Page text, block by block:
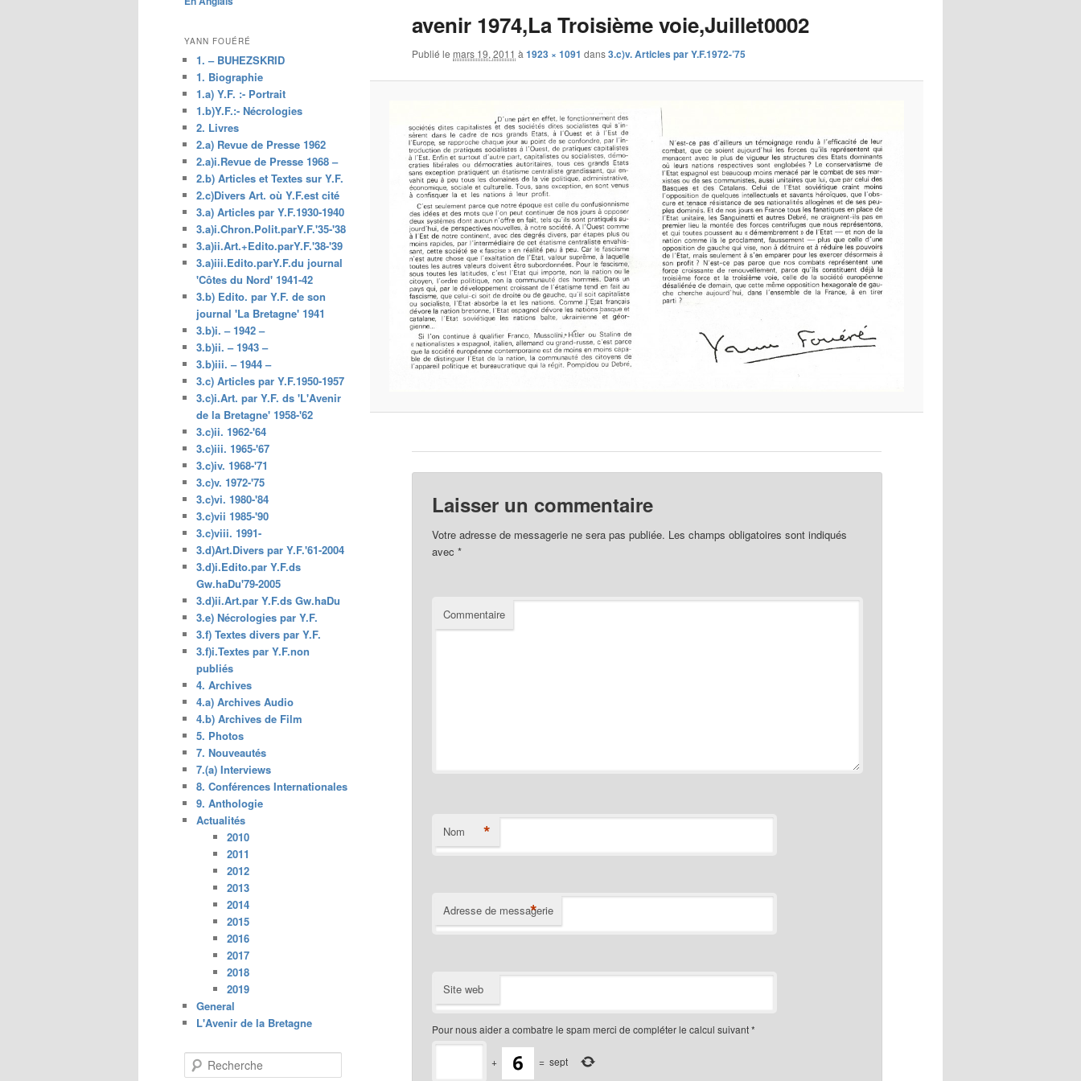
principal avenir 1974,La Troisième voie,Juillet0002
Publié le mars 19, 2011 à 1923 × 1091 dans3.c)v. Articles par Y.F.1972-’75
Laisser un commentaire
Votre adresse de messagerie ne sera pas publiée. Les champs obligatoires sont indiqués
avec*
Commentaire
Nom *
Adresse de messagerie
*
Site web
Pour nous aider a combatre le spam merci de compléter le calcul suivant*
+ = sept
YANN FOUÉRÉ
1. – BUHEZSKRID
1. Biographie
1.a) Y.F. :- Portrait
1.b)Y.F.:- Nécrologies
2. Livres
2.a) Revue de Presse 1962
2.a)i.Revue de Presse 1968 –
2.b) Articles et Textes sur Y.F.
2.c)Divers Art. où Y.F.est cité
3.a) Articles par Y.F.1930-1940
3.a)i.Chron.Polit.parY.F.'35-'38
3.a)ii.Art.+Edito.parY.F.'38-'39
3.a)iii.Edito.parY.F.du journal
'Côtes du Nord' 1941-42
3.b) Edito. par Y.F. de son
journal 'La Bretagne' 1941
3.b)i. – 1942 –
3.b)ii. – 1943 –
3.b)iii. – 1944 –
3.c) Articles par Y.F.1950-1957
3.c)i.Art. par Y.F. ds 'L'Avenir
de la Bretagne' 1958-'62
3.c)ii. 1962-'64
3.c)iii. 1965-'67
3.c)iv. 1968-'71
3.c)v. 1972-'75
3.c)vi. 1980-'84
3.c)vii 1985-'90
3.c)viii. 1991-
3.d)Art.Divers par Y.F.'61-2004
3.d)i.Edito.par Y.F.ds
Gw.haDu'79-2005
3.d)ii.Art.par Y.F.ds Gw.haDu
3.e) Nécrologies par Y.F.
3.f) Textes divers par Y.F.
3.f)i.Textes par Y.F.non
publiés
4. Archives
4.a) Archives Audio
4.b) Archives de Film
5. Photos
7. Nouveautés
7.(a) Interviews
8. Conférences Internationales
9. Anthologie
Actualités
2010
2011
2012
2013
2014
2015
2016
2017
2018
2019
General
L'Avenir de la Bretagne
e